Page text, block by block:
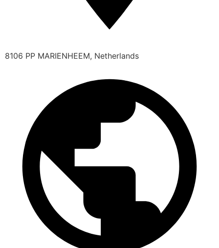
8106 PP MARIENHEEM, Netherlands